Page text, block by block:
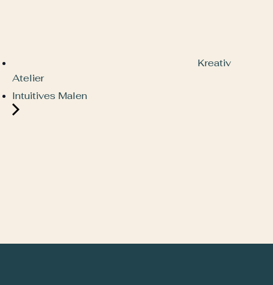
Kreativ
Atelier
Intuitives Malen